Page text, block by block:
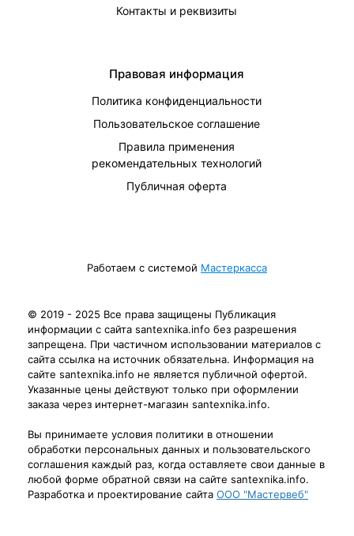
Контакты и реквизиты
Правовая информация
Политика конфиденциальности
Пользовательское соглашение
Правила применения
рекомендательных технологий
Публичная оферта
Работаем с системой Мастеркасса
© 2019 - 2025 Все права защищены Публикация
информации с сайта santexnika.info без разрешения
запрещена. При частичном использовании материалов с
сайта ссылка на источник обязательна. Информация на
сайте santexnika.info не является публичной офертой.
Указанные цены действуют только при оформлении
заказа через интернет-магазин santexnika.info.
Вы принимаете условия политики в отношении
обработки персональных данных и пользовательского
соглашения каждый раз, когда оставляете свои данные в
любой форме обратной связи на сайте santexnika.info.
Разработка и проектирование сайта ООО "Мастервеб"